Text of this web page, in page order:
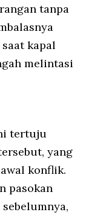
tanpa
kapal
melintasi
tertuju
yang
konflik.
pasokan